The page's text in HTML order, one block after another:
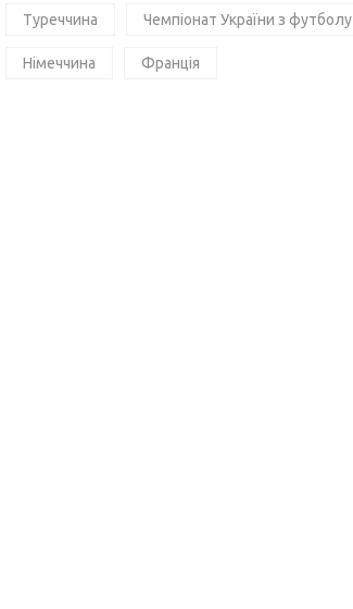
Туреччина Чемпіонат України з футболу
Німеччина Франція